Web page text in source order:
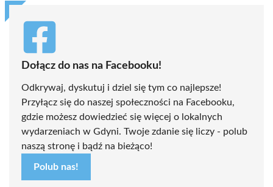
Dołącz do nas na Facebooku!
Odkrywaj, dyskutuj i dziel się tym co najlepsze!
Przyłącz się do naszej społeczności na Facebooku,
gdzie możesz dowiedzieć się więcej o lokalnych
wydarzeniach w Gdyni. Twoje zdanie się liczy - polub
naszą stronę i bądź na bieżąco!
Polub nas!